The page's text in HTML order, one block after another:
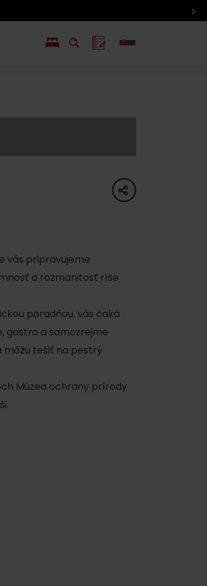
share
vás pripravujeme
a rozmanitosť ríše
poradňou, vás čaká
gastro a samozrejme
môžu tešiť na pestrý
Múzea ochrany prírody